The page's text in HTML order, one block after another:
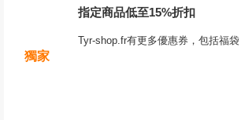
獨家
指定商品低至15%折扣
Tyr-shop.fr有更多優惠券，包括福